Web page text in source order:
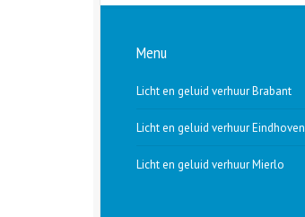
Menu
Licht en geluid verhuur Brabant
Licht en geluid verhuur Eindhoven
Licht en geluid verhuur Mierlo